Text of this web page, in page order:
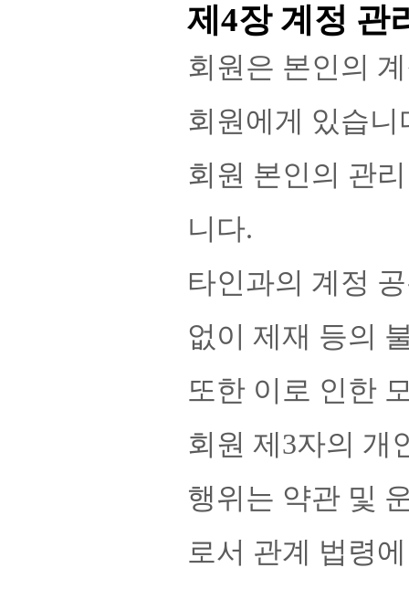
제4장 계정 관
회원은 본인의
회원에게 있습니
회원 본인의 관
니다.
타인과의 계정
없이 제재 등의
또한 이로 인한
회원 제3자의 개
행위는 약관 및
로서 관계 법령